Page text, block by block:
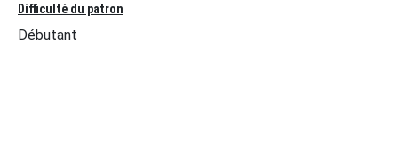
Difficulté du patron
Débutant